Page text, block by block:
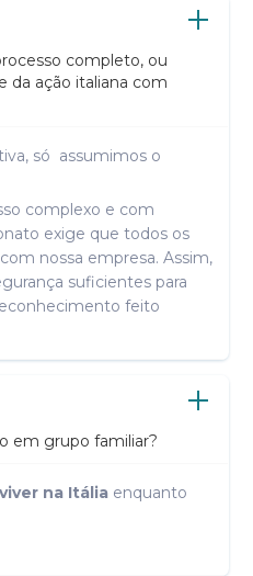
completo, ou
da ação italiana com
só assumimos o
complexo e com
exige que todos os
nossa empresa. Assim,
suficientes para
feito
em grupo familiar?
viver na Itália enquanto